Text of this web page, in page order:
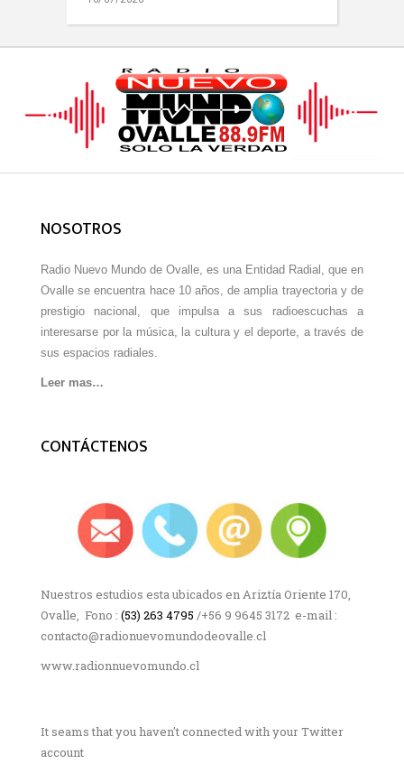
NOSOTROS
Radio Nuevo Mundo de Ovalle, es una Entidad Radial, que en
Ovalle se encuentra hace 10 años, de amplia trayectoria y de
prestigio nacional, que impulsa a sus radioescuchas a
interesarse por la música, la cultura y el deporte, a través de
sus espacios radiales.
Leer mas…
CONTÁCTENOS
Nuestros estudios esta ubicados en Ariztía Oriente 170,
Ovalle, Fono : (53) 263 4795 /+56 9 9645 3172 e-mail :
contacto@radionuevomundodeovalle.cl
www.radionnuevomundo.cl
It seams that you haven't connected with your Twitter
account